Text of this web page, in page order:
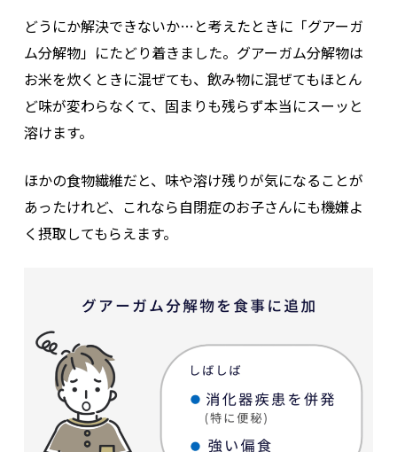
どうにか解決できないか…と考えたときに「グアーガ
ム分解物」にたどり着きました。グアーガム分解物は
お米を炊くときに混ぜても、飲み物に混ぜてもほとん
ど味が変わらなくて、固まりも残らず本当にスーッと
溶けます。
ほかの食物繊維だと、味や溶け残りが気になることが
あったけれど、これなら自閉症のお子さんにも機嫌よ
く摂取してもらえます。